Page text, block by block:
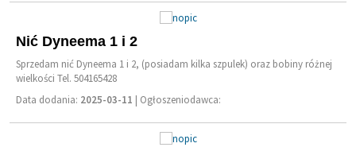
Nić Dyneema 1 i 2
Sprzedam nić Dyneema 1 i 2, (posiadam kilka szpulek) oraz bobiny różnej
wielkości Tel. 504165428
Data dodania: 2025-03-11 | Ogłoszeniodawca: